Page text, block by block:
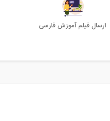
ارسال فیلم آموزش فارسی